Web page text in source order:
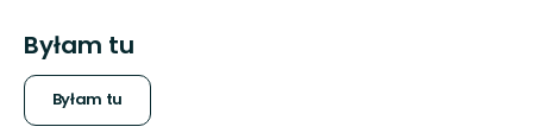
Byłam tu
Byłam tu